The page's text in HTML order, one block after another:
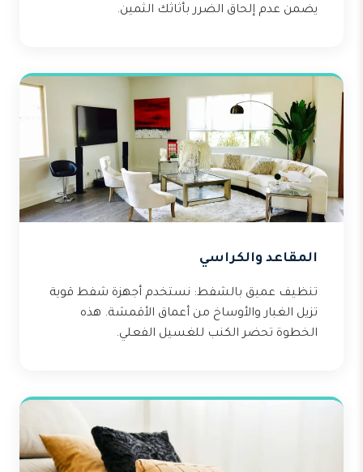
يضمن عدم إلحاق الضرر بأثاثك الثمين.
المقاعد والكراسي
تنظيف عميق بالشفط: نستخدم أجهزة شفط قوية
تزيل الغبار والأوساخ من أعماق الأقمشة. هذه
الخطوة تحضر الكنب للغسيل الفعلي.